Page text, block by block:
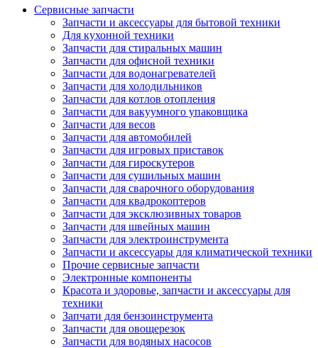
Сервисные запчасти
Запчасти и аксессуары для бытовой техники
Для кухонной техники
Запчасти для стиральных машин
Запчасти для офисной техники
Запчасти для водонагревателей
Запчасти для холодильников
Запчасти для котлов отопления
Запчасти для вакуумного упаковщика
Запчасти для весов
Запчасти для автомобилей
Запчасти для игровых приставок
Запчасти для гироскутеров
Запчасти для сушильных машин
Запчасти для сварочного оборудования
Запчасти для квадрокоптеров
Запчасти для эксклюзивных товаров
Запчасти для швейных машин
Запчасти для электроинструмента
Запчасти и аксессуары для климатической техники
Прочие сервисные запчасти
Электронные компоненты
Красота и здоровье, запчасти и аксессуары для
техники
Запчати для бензоинструмента
Запчасти для овощерезок
Запчасти для водяных насосов